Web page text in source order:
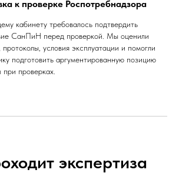
к проверке Роспотребнадзора
кабинету требовалось подтвердить
СанПиН перед проверкой. Мы оценили
протоколы, условия эксплуатации и помогли
подготовить аргументированную позицию
при проверках.
экспертиза